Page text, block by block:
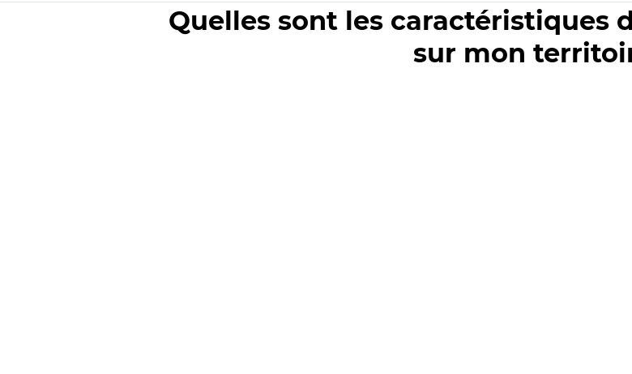
Quelles sont les caractéristiques
sur mon